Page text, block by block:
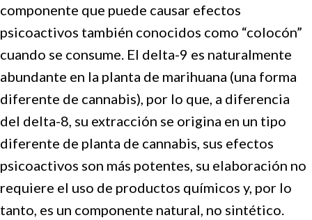
componente que puede causar efectos
psicoactivos también conocidos como “colocón”
cuando se consume. El delta-9 es naturalmente
abundante en la planta de marihuana (una forma
diferente de cannabis), por lo que, a diferencia
del delta-8, su extracción se origina en un tipo
diferente de planta de cannabis, sus efectos
psicoactivos son más potentes, su elaboración no
requiere el uso de productos químicos y, por lo
tanto, es un componente natural, no sintético.